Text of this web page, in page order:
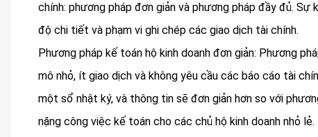
chính: phương pháp đơn giản và phương pháp đầy đủ.
độ chi tiết và phạm vi ghi chép các giao dịch tài chính.
Phương pháp kế toán hộ kinh doanh đơn giản: Phương
mô nhỏ, ít giao dịch và không yêu cầu các báo cáo tài
một sổ nhật ký, và thông tin sẽ đơn giản hơn so với
nặng công việc kế toán cho các chủ hộ kinh doanh nhỏ